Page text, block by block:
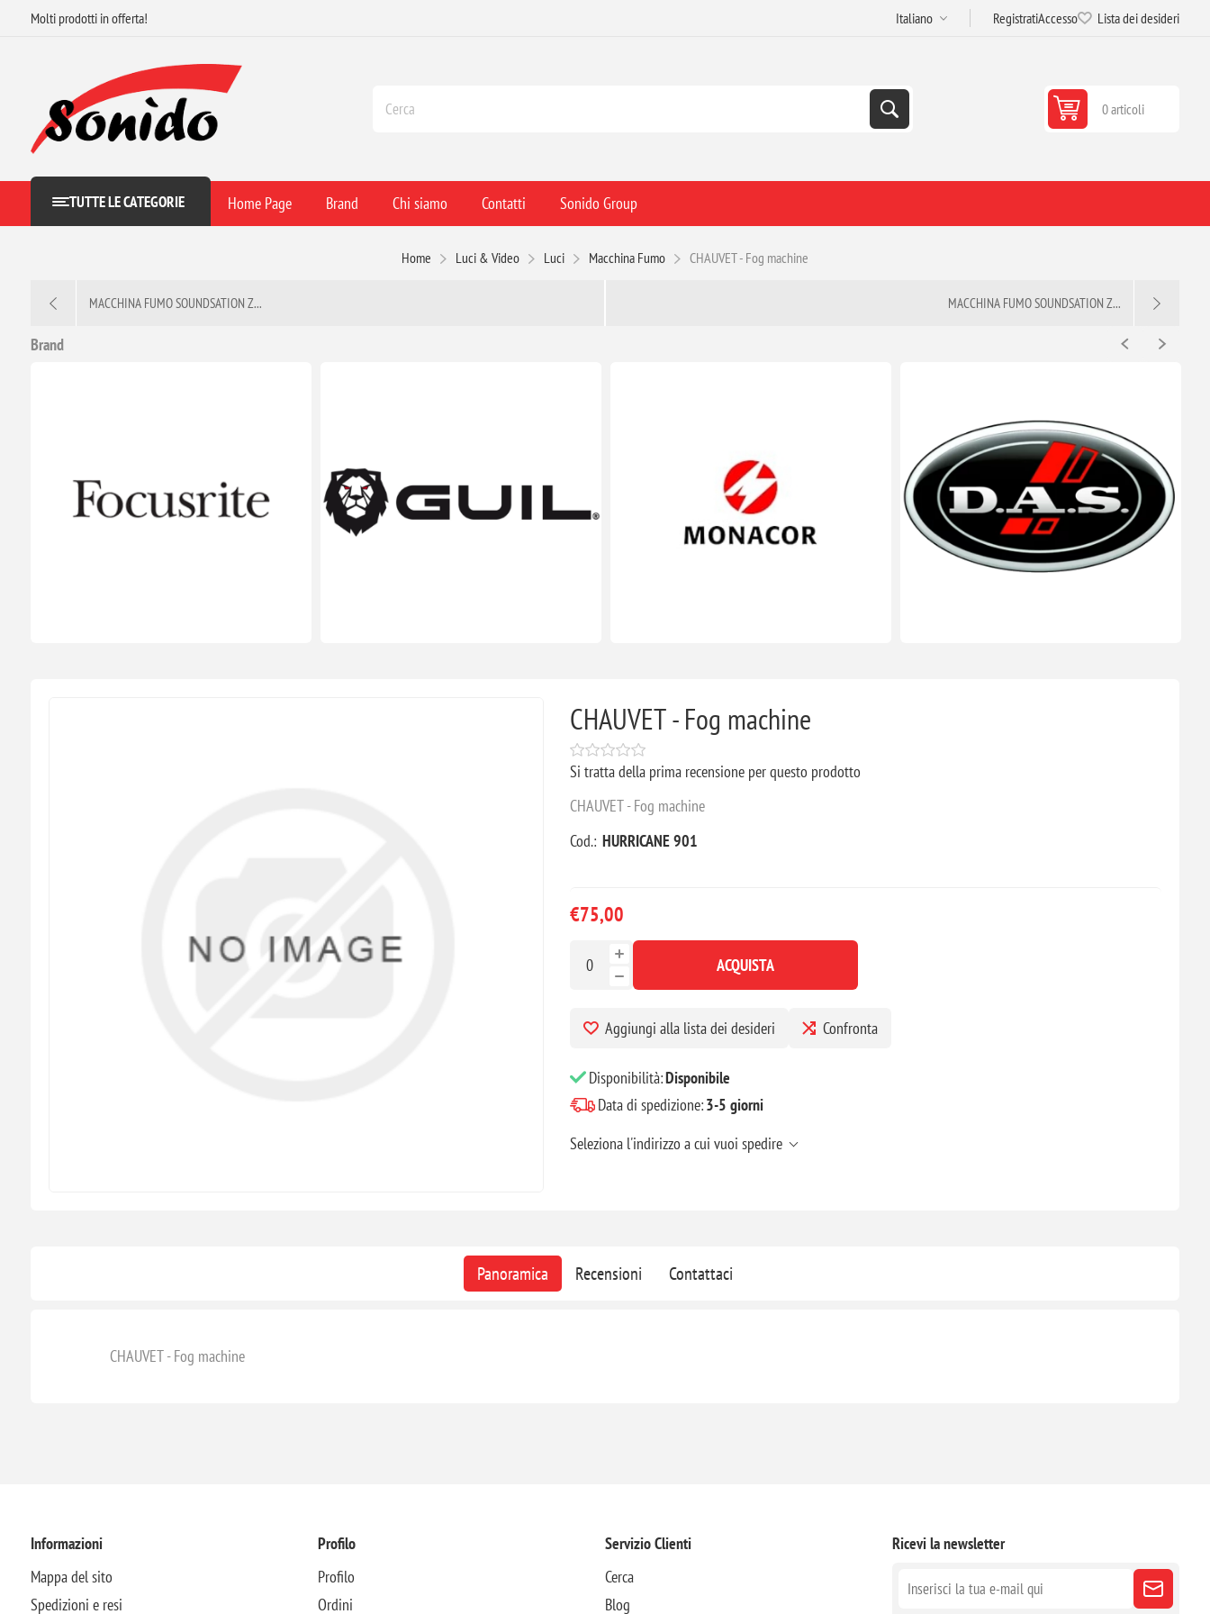
Molti prodotti in offerta! RegistratiAccesso Lista dei desideri
0 articoli
TUTTE LE CATEGORIE Home Page Brand Chi siamo Contatti Sonido Group
Home Luci & Video Luci Macchina Fumo CHAUVET - Fog machine
MACCHINA FUMO SOUNDSATION Z... MACCHINA FUMO SOUNDSATION Z...
Brand
CHAUVET - Fog machine
Si tratta della prima recensione per questo prodotto
CHAUVET - Fog machine
Cod.: HURRICANE 901
€75,00
ACQUISTA
Aggiungi alla lista dei desideri Confronta
Disponibilità:Disponibile
Data di spedizione:3-5 giorni
Seleziona l'indirizzo a cui vuoi spedire
Panoramica Recensioni Contattaci
CHAUVET - Fog machine
Informazioni
Mappa del sito
Spedizioni e resi
Profilo
Profilo
Ordini
Servizio Clienti
Cerca
Blog
Ricevi la newsletter